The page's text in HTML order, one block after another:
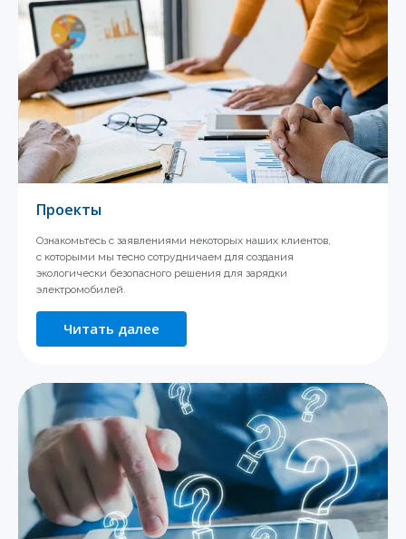
Проекты
Ознакомьтесь с заявлениями некоторых наших клиентов,
с которыми мы тесно сотрудничаем для создания
экологически безопасного решения для зарядки
электромобилей.
Читать далее